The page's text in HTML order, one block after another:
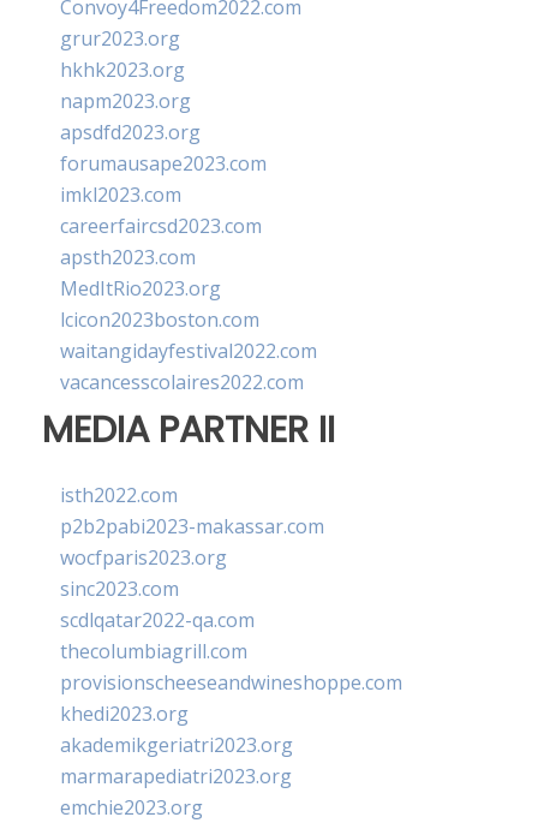
Convoy4Freedom2022.com
grur2023.org
hkhk2023.org
napm2023.org
apsdfd2023.org
forumausape2023.com
imkl2023.com
careerfaircsd2023.com
apsth2023.com
MedItRio2023.org
lcicon2023boston.com
waitangidayfestival2022.com
vacancesscolaires2022.com
MEDIA PARTNER II
isth2022.com
p2b2pabi2023-makassar.com
wocfparis2023.org
sinc2023.com
scdlqatar2022-qa.com
thecolumbiagrill.com
provisionscheeseandwineshoppe.com
khedi2023.org
akademikgeriatri2023.org
marmarapediatri2023.org
emchie2023.org